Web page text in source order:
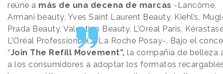
reúne a más de una decena de marcas -Lancôme,
Armani beauty, Yves Saint Laurent Beauty, Kiehl’s,
Prada Beauty, Valentino Beauty, L’Oréal Paris,
L’Oréal Professionnel y La Roche Posay-. Bajo el
“Join The Refill Movement”, la compañía de belleza
a los consumidores a adoptar los formatos